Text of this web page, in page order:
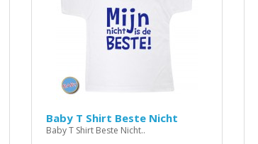
Baby T Shirt Beste Nicht
Baby T Shirt Beste Nicht..